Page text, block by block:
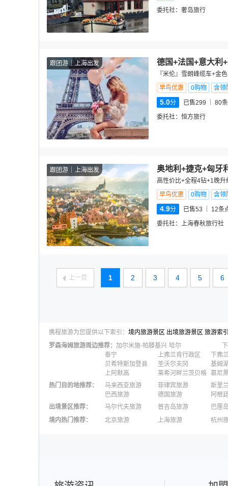
委托社： 奢岛旅行
跟团游 上海出发 德国+法国+意大利
『米伦』雪朗峰缆车+金
早鸟优惠
0购物 含领
5.0分 已售299 80
委托社： 恒方旅行
跟团游 上海出发 奥地利+捷克+匈牙
高性价比+全程4钻+1晚
早鸟优惠
0购物 含领
4.9分 已售53 12条
委托社： 上海春秋旅行社
上一页 1 2 3 4 5 6
携程旅游为您提供以下索引： 境内旅游景区 出境旅游景区 旅游索
罗森海姆旅游周边推荐： 加尔米施-帕滕基兴 哈尔
泰宁
上弗兰肯行政区
下弗
贝希特斯加登县
圣沃尔夫冈
基姆
上阿默高
莱希河畔兰茨贝格 慕尼
热门目的地推荐： 马来西亚旅游 菲律宾旅游
斯里
巴西旅游
德国旅游
阿根
出境景区推荐： 马尔代夫旅游 普吉岛旅游
巴厘
澳大利亚旅游
毛里求斯旅游
苏梅
境内热门推荐： 北京旅游 上海旅游
杭州